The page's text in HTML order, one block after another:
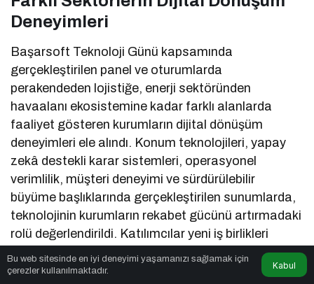
Deneyimleri
Başarsoft Teknoloji Günü kapsamında
gerçekleştirilen panel ve oturumlarda
perakendeden lojistiğe, enerji sektöründen
havaalanı ekosistemine kadar farklı alanlarda
faaliyet gösteren kurumların dijital dönüşüm
deneyimleri ele alındı. Konum teknolojileri, yapay
zekâ destekli karar sistemleri, operasyonel
verimlilik, müşteri deneyimi ve sürdürülebilir
büyüme başlıklarında gerçekleştirilen sunumlarda,
teknolojinin kurumların rekabet gücünü artırmadaki
rolü değerlendirildi. Katılımcılar yeni iş birlikleri
geliştirmelerine imkân sağlayan programda
networking buluşmaları da gerçekleştirildi.
Bu web sitesinde en iyi deneyimi yaşamanızı sağlamak için
çerezler kullanılmaktadır.
Kabul